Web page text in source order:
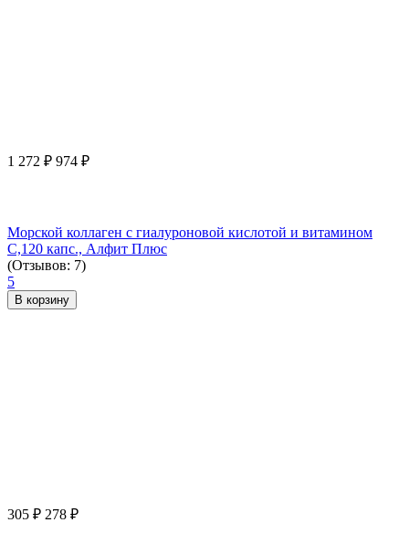
1 272 ₽ 974 ₽
Морской коллаген с гиалуроновой кислотой и витамином
С,120 капс., Алфит Плюс
(Отзывов: 7)
5
В корзину
305 ₽ 278 ₽